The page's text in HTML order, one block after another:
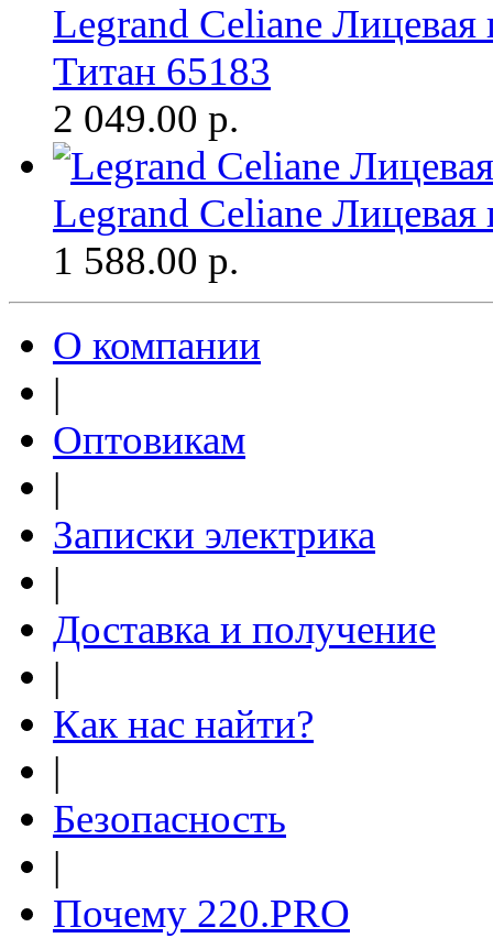
Legrand Celiane Лицевая
Титан 65183
2 049.00 р.
Legrand Celiane Лицевая
1 588.00 р.
О компании
|
Оптовикам
|
Записки электрика
|
Доставка и получение
|
Как нас найти?
|
Безопасность
|
Почему 220.PRO